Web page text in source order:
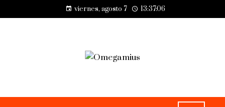
viernes, agosto 7 13:37:06